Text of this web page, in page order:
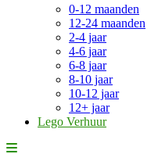
0-12 maanden
12-24 maanden
2-4 jaar
4-6 jaar
6-8 jaar
8-10 jaar
10-12 jaar
12+ jaar
Lego Verhuur